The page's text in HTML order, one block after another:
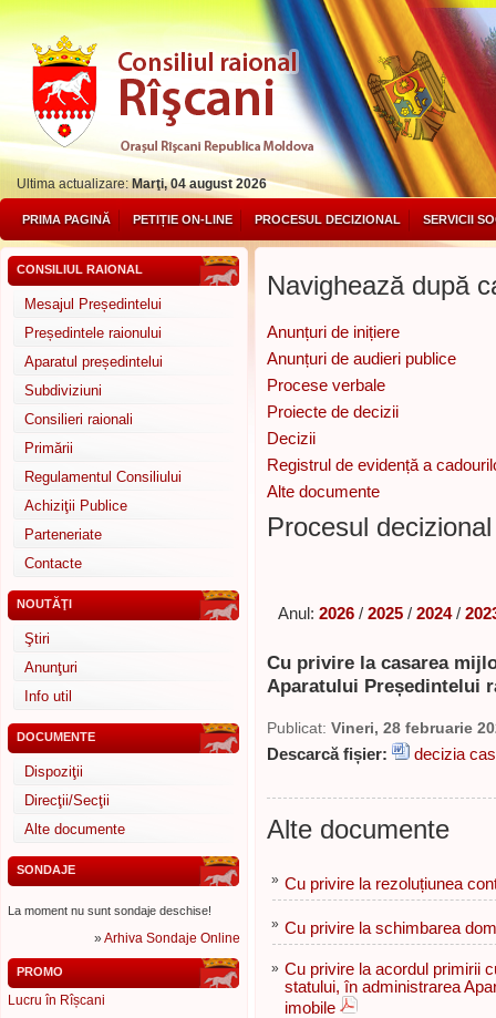
Ultima actualizare:Marţi, 04 august 2026
PRIMA PAGINĂ PETIȚIE ON-LINE PROCESUL DECIZIONAL SERVICII
CONSILIUL RAIONAL
Mesajul Președintelui
Președintele raionului
Aparatul președintelui
Subdiviziuni
Consilieri raionali
Primării
Regulamentul Consiliului
Achiziţii Publice
Parteneriate
Contacte
NOUTĂŢI
Ştiri
Anunţuri
Info util
DOCUMENTE
Dispoziţii
Direcţii/Secţii
Alte documente
SONDAJE
La moment nu sunt sondaje deschise!
»Arhiva Sondaje Online
PROMO
Lucru în Rîșcani
Navighează după
Anunțuri de inițiere
Anunțuri de audieri publice
Procese verbale
Proiecte de decizii
Decizii
Registrul de evidență a
Alte documente
Procesul
Anul: 2026 / 2025 / 2024/
Cu privire la casarea
Aparatului Președintelui
Publicat: Vineri, 28 februarie
Descarcă fișier: decizia
Alte documente
» Cu privire la rezoluțiunea
» Cu privire la schimbarea
» Cu privire la acordul primirii
statului, în administrarea
imobile